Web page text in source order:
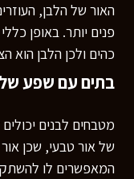
האור של הלבן,
פנים יותר. באופן
כהים ולכן הלבן הוא
בתים עם שפע
מטבחים לבנים
של אור טבעי, שכן
המאפשרים לו